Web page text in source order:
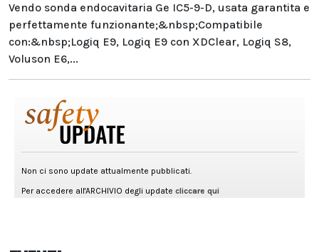
Vendo sonda endocavitaria Ge IC5-9-D, usata garantita e
perfettamente funzionante;&nbsp;Compatibile
con:&nbsp;Logiq E9, Logiq E9 con XDClear, Logiq S8,
Voluson E6,...